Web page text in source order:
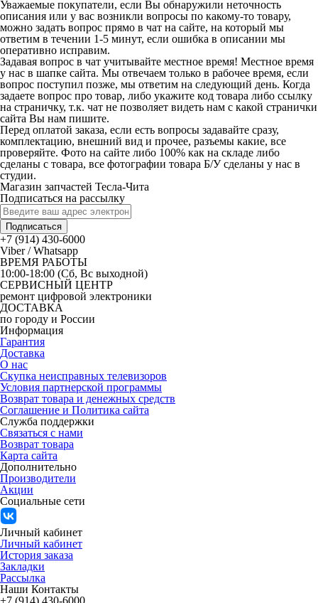
Уважаемые покупатели, если Вы обнаружили неточность
описания или у вас возникли вопросы по какому-то товару,
можно задать вопрос прямо в чат на сайте, на который мы
ответим в течении 1-5 минут, если ошибка в описании мы
оперативно исправим.
Задавая вопрос в чат учитывайте местное время! Местное время
у нас в шапке сайта. Мы отвечаем только в рабочее время, если
вопрос поступил позже, мы ответим на следующий день. Когда
задаете вопрос про товар, либо укажите код товара либо ссылку
на страничку, т.к. чат не позволяет видеть нам с какой странички
сайта Вы нам пишите.
Перед оплатой заказа, если есть вопросы задавайте сразу,
комплектацию, внешний вид и прочее, разъемы какие, все
проверяйте. Фото на сайте либо 100% как на складе либо
сделаны с товара, все фотографии товара Б/У сделаны у нас в
студии.
Магазин запчастей Тесла-Чита
Подписаться на рассылку
Подписаться
+7 (914) 430-6000
Viber / Whatsapp
ВРЕМЯ РАБОТЫ
10:00-18:00 (Сб, Вс выходной)
СЕРВИСНЫЙ ЦЕНТР
ремонт цифровой электроники
ДОСТАВКА
по городу и России
Информация
Гарантия
Доставка
О нас
Скупка неисправных телевизоров
Условия партнерской программы
Возврат товара и денежных средств
Соглашение и Политика сайта
Служба поддержки
Связаться с нами
Возврат товара
Карта сайта
Дополнительно
Производители
Акции
Социальные сети
Личный кабинет
Личный кабинет
История заказа
Закладки
Рассылка
Наши Контакты
+7 (914) 430-6000